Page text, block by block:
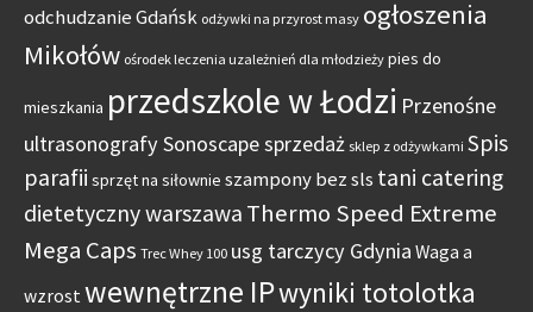
odchudzanie Gdańsk odżywki na przyrost masy ogłoszenia
Mikołów ośrodek leczenia uzależnień dla młodzieży pies do
mieszkania przedszkole w Łodzi Przenośne
ultrasonografy Sonoscape sprzedaż sklep z odżywkami Spis
parafii sprzęt na siłownie szampony bez sls tani catering
dietetyczny warszawa Thermo Speed Extreme
Mega Caps Trec Whey 100 usg tarczycy Gdynia Waga a
wzrost wewnętrzne IPwyniki totolotka